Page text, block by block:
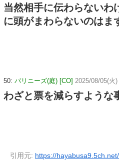
当然相手に伝わらないわ
に頭がまわらないのはま
50: バリニーズ(庭) [CO] 2025/08/05(火
わざと票を減らすような
引用元: https://